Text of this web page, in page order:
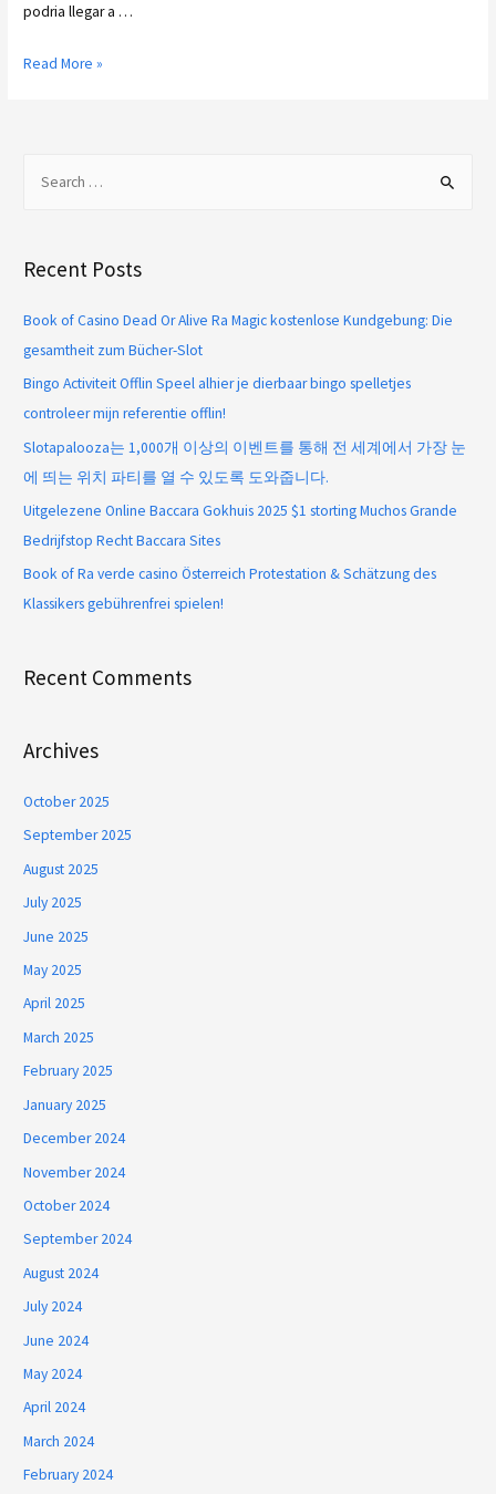
podri­a llegar a …
Read More »
Recent Posts
Book of Casino Dead Or Alive Ra Magic kostenlose Kundgebung: Die
gesamtheit zum Bücher-Slot
Bingo Activiteit Offlin Speel alhier je dierbaar bingo spelletjes
controleer mijn referentie offlin!
Slotapalooza는 1,000개 이상의 이벤트를 통해 전 세계에서 가장 눈
에 띄는 위치 파티를 열 수 있도록 도와줍니다.
Uitgelezene Online Baccara Gokhuis 2025 $1 storting Muchos Grande
Bedrijfstop Recht Baccara Sites
Book of Ra verde casino Österreich Protestation & Schätzung des
Klassikers gebührenfrei spielen!
Recent Comments
Archives
October 2025
September 2025
August 2025
July 2025
June 2025
May 2025
April 2025
March 2025
February 2025
January 2025
December 2024
November 2024
October 2024
September 2024
August 2024
July 2024
June 2024
May 2024
April 2024
March 2024
February 2024